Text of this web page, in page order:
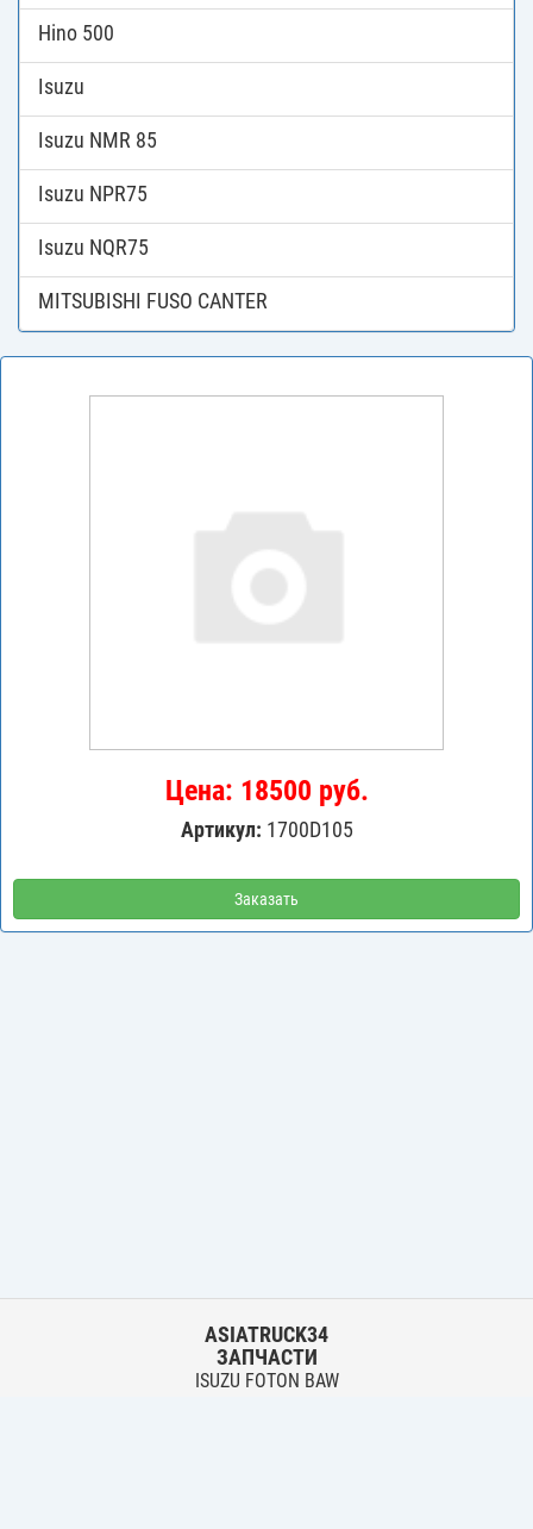
Hino 500
Isuzu
Isuzu NMR 85
Isuzu NPR75
Isuzu NQR75
MITSUBISHI FUSO CANTER
Цена: 18500 руб.
Артикул: 1700D105
Заказать
ASIATRUCK34
ЗАПЧАСТИ
ISUZU FOTON BAW